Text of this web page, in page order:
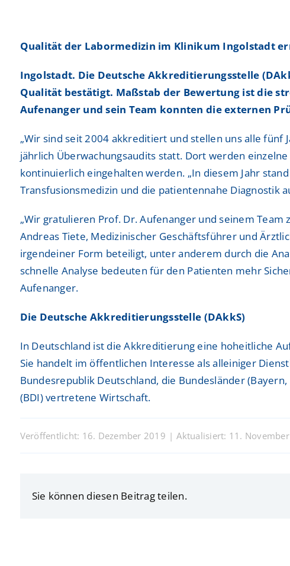
Nuklearmedizin
Orthopädie und Unfallchirurgie
Physikalische und Rehabilitative Medizin
Pneumologie, Beatmungsmedizin, Thorakale
Radiologie und Neuroradiologie
Strahlentherapie und radiologische Onkologie
Urologie
Nuklearmedizin
Orthopädie und Unfallchirurgie
Physikalische und Rehabilitative Medizin
Pneumologie, Beatmungsmedizin, Thorakale
Radiologie und Neuroradiologie
Strahlentherapie und radiologische Onkologie
Urologie
Qualität der Labormedizin im Klinikum Ingolstadt
Ingolstadt. Die Deutsche Akkreditierungsstelle
Qualität bestätigt. Maßstab der Bewertung ist die
Aufenanger und sein Team konnten die externen
„Wir sind seit 2004 akkreditiert und stellen uns alle fünf
jährlich Überwachungsaudits statt. Dort werden
kontinuierlich eingehalten werden. „In diesem Jahr
Transfusionsmedizin und die patientennahe Diagnostik
„Wir gratulieren Prof. Dr. Aufenanger und seinem
Andreas Tiete, Medizinischer Geschäftsführer und
irgendeiner Form beteiligt, unter anderem durch die
schnelle Analyse bedeuten für den Patienten mehr
Aufenanger.
Die Deutsche Akkreditierungsstelle (DAkkS)
In Deutschland ist die Akkreditierung eine hoheitliche
Sie handelt im öffentlichen Interesse als alleiniger
Bundesrepublik Deutschland, die Bundesländer
(BDI) vertretene Wirtschaft.
Veröffentlicht: 16. Dezember 2019 | Aktualisiert: 11.
Sie können diesen Beitrag teilen.